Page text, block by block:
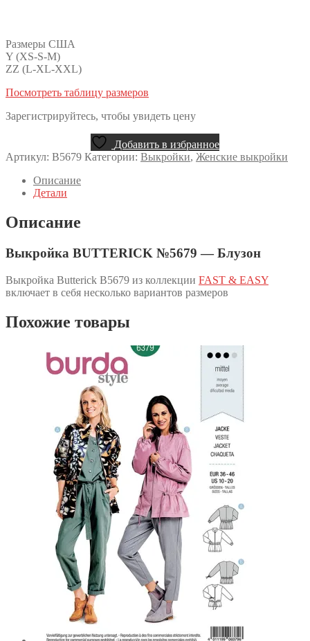
Размеры США
Y (XS-S-M)
ZZ (L-XL-XXL)
Посмотреть таблицу размеров
Зарегистрируйтесь, чтобы увидеть цену
Добавить в избранное
Артикул: B5679 Категории: Выкройки, Женские выкройки
Описание
Детали
Описание
Выкройка BUTTERICK №5679 — Блузон
Выкройка Butterick B5679 из коллекции FAST & EASY
включает в себя несколько вариантов размеров
Похожие товары